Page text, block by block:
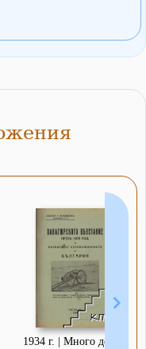
1934 г. | Много добро